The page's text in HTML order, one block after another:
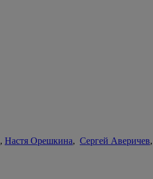
, Настя Орешкина, Сергей Аверичев,